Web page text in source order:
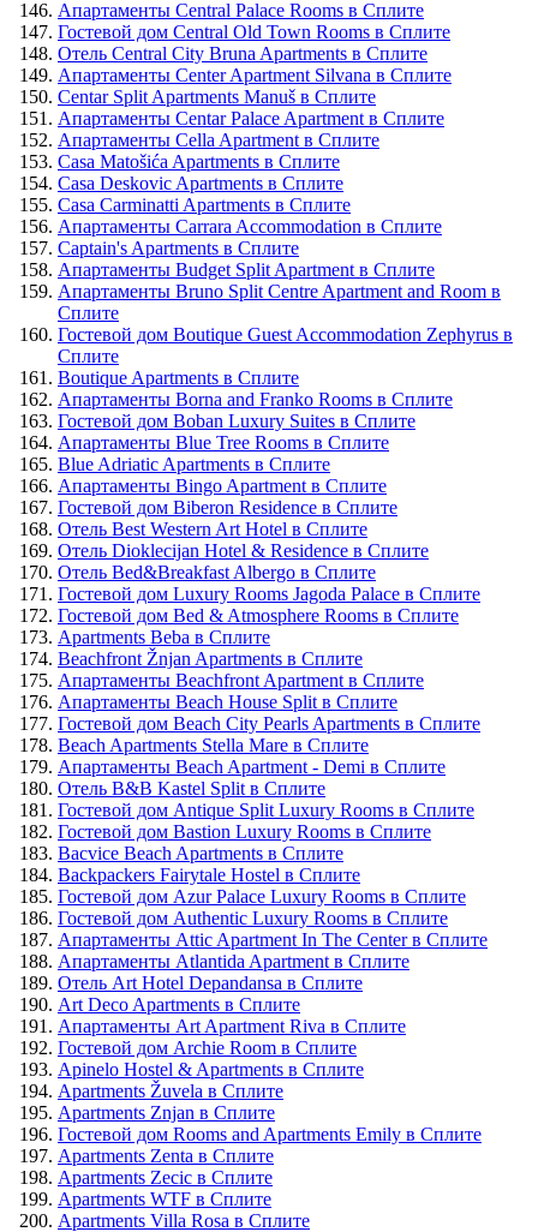
Апартаменты Central Palace Rooms в Сплите
Гостевой дом Central Old Town Rooms в Сплите
Отель Central City Bruna Apartments в Сплите
Апартаменты Center Apartment Silvana в Сплите
Centar Split Apartments Manuš в Сплите
Апартаменты Centar Palace Apartment в Сплите
Апартаменты Cella Apartment в Сплите
Casa Matošića Apartments в Сплите
Casa Deskovic Apartments в Сплите
Casa Carminatti Apartments в Сплите
Апартаменты Carrara Accommodation в Сплите
Captain's Apartments в Сплите
Апартаменты Budget Split Apartment в Сплите
Апартаменты Bruno Split Centre Apartment and Room в
Сплите
Гостевой дом Boutique Guest Accommodation Zephyrus в
Сплите
Boutique Apartments в Сплите
Апартаменты Borna and Franko Rooms в Сплите
Гостевой дом Boban Luxury Suites в Сплите
Апартаменты Blue Tree Rooms в Сплите
Blue Adriatic Apartments в Сплите
Апартаменты Bingo Apartment в Сплите
Гостевой дом Biberon Residence в Сплите
Отель Best Western Art Hotel в Сплите
Отель Dioklecijan Hotel & Residence в Сплите
Отель Bed&Breakfast Albergo в Сплите
Гостевой дом Luxury Rooms Jagoda Palace в Сплите
Гостевой дом Bed & Atmosphere Rooms в Сплите
Apartments Beba в Сплите
Beachfront Žnjan Apartments в Сплите
Апартаменты Beachfront Apartment в Сплите
Апартаменты Beach House Split в Сплите
Гостевой дом Beach City Pearls Apartments в Сплите
Beach Apartments Stella Mare в Сплите
Апартаменты Beach Apartment - Demi в Сплите
Отель B&B Kastel Split в Сплите
Гостевой дом Antique Split Luxury Rooms в Сплите
Гостевой дом Bastion Luxury Rooms в Сплите
Bacvice Beach Apartments в Сплите
Backpackers Fairytale Hostel в Сплите
Гостевой дом Azur Palace Luxury Rooms в Сплите
Гостевой дом Authentic Luxury Rooms в Сплите
Апартаменты Attic Apartment In The Center в Сплите
Апартаменты Atlantida Apartment в Сплите
Отель Art Hotel Depandansa в Сплите
Art Deco Apartments в Сплите
Апартаменты Art Apartment Riva в Сплите
Гостевой дом Archie Room в Сплите
Apinelo Hostel & Apartments в Сплите
Apartments Žuvela в Сплите
Apartments Znjan в Сплите
Гостевой дом Rooms and Apartments Emily в Сплите
Apartments Zenta в Сплите
Apartments Zecic в Сплите
Apartments WTF в Сплите
Apartments Villa Rosa в Сплите